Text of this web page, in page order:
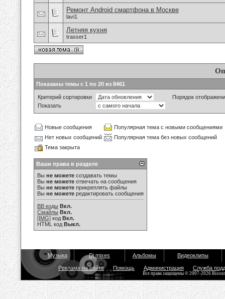
Ремонт Android смартфона в Москве
lavi1
Летняя кухня
trasser1
Показаны темы с 1 по 20 из 8461
Критерий сортировки
Порядок
Показать
Новые сообщения
Популярная тема с новыми сообщениями
Нет новых сообщений
Популярная тема без новых сообщений
Тема закрыта
Ваши права в разделе
Вы не можете создавать темы
Вы не можете отвечать на сообщения
Вы не можете прикреплять файлы
Вы не можете редактировать сообщения
BB коды Вкл.
Смайлы Вкл.
[IMG] код Вкл.
HTML код Выкл.
Музыка Dj mixes Альбомы Видеоклипы
Реклама на сайте Помощь Администрация Служба
Все права защищены © 2007-2026